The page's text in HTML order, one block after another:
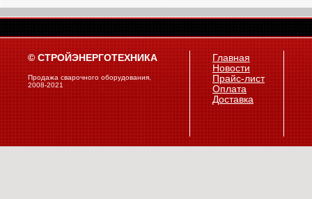
© СТРОЙЭНЕРГОТЕХНИКА
Продажа сварочного оборудования,
2008-2021
Главная
Новости
Прайс-лист
Оплата
Доставка